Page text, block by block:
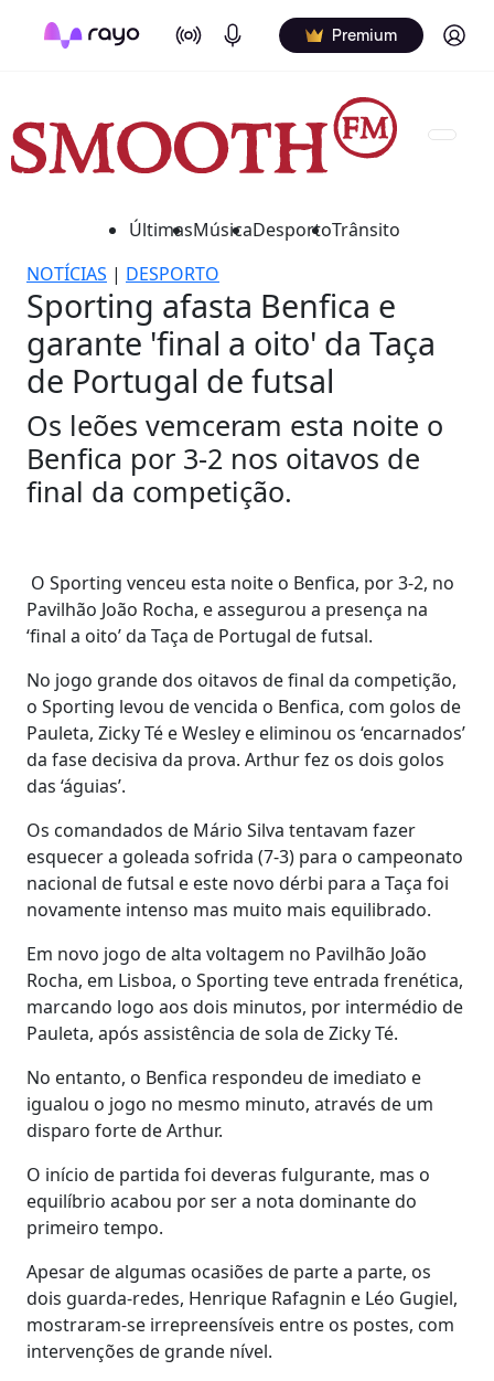
On Air Podcasts Premium Log in
ÚltimasMúsicaDesportoTrânsito
NOTÍCIAS | DESPORTO
Sporting afasta Benfica e
garante 'final a oito' da Taça
de Portugal de futsal
Os leões vemceram esta noite o
Benfica por 3-2 nos oitavos de
final da competição.
O Sporting venceu esta noite o Benfica, por 3-2, no
Pavilhão João Rocha, e assegurou a presença na
‘final a oito’ da Taça de Portugal de futsal.
No jogo grande dos oitavos de final da competição,
o Sporting levou de vencida o Benfica, com golos de
Pauleta, Zicky Té e Wesley e eliminou os ‘encarnados’
da fase decisiva da prova. Arthur fez os dois golos
das ‘águias’.
Os comandados de Mário Silva tentavam fazer
esquecer a goleada sofrida (7-3) para o campeonato
nacional de futsal e este novo dérbi para a Taça foi
novamente intenso mas muito mais equilibrado.
Em novo jogo de alta voltagem no Pavilhão João
Rocha, em Lisboa, o Sporting teve entrada frenética,
marcando logo aos dois minutos, por intermédio de
Pauleta, após assistência de sola de Zicky Té.
No entanto, o Benfica respondeu de imediato e
igualou o jogo no mesmo minuto, através de um
disparo forte de Arthur.
O início de partida foi deveras fulgurante, mas o
equilíbrio acabou por ser a nota dominante do
primeiro tempo.
Apesar de algumas ocasiões de parte a parte, os
dois guarda-redes, Henrique Rafagnin e Léo Gugiel,
mostraram-se irrepreensíveis entre os postes, com
intervenções de grande nível.